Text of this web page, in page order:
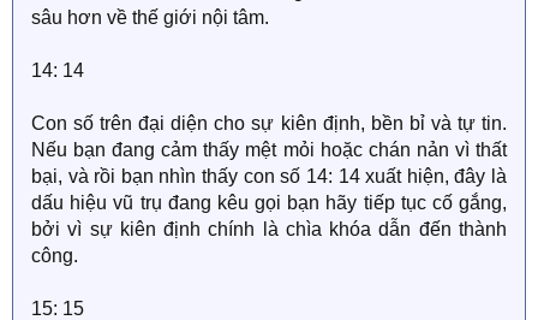
sâu hơn về thế giới nội tâm.
14: 14
Con số trên đại diện cho sự kiên định, bền bỉ và tự tin.
Nếu bạn đang cảm thấy mệt mỏi hoặc chán nản vì thất
bại, và rồi bạn nhìn thấy con số 14: 14 xuất hiện, đây là
dấu hiệu vũ trụ đang kêu gọi bạn hãy tiếp tục cố gắng,
bởi vì sự kiên định chính là chìa khóa dẫn đến thành
công.
15: 15